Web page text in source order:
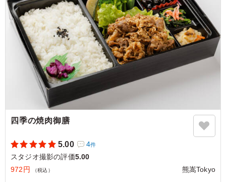
ご利用シーン：ロケ・撮影›スタジオ撮影
神奈川県横浜市都筑区高山 2026/07/22
四季の焼肉御膳
5.00 4件
スタジオ撮影の評価5.00
972円
（税込） 熊嵩Tokyo